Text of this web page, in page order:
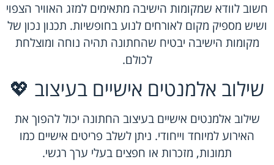
חשוב לוודא שמקומות הישיבה מתאימים למזג האוויר הצפוי
ושיש מספיק מקום לאורחים לנוע בחופשיות. תכנון נכון של
מקומות הישיבה יבטיח שהחתונה תהיה נוחה ומוצלחת
לכולם.
שילוב אלמנטים אישיים בעיצוב 💖
שילוב אלמנטים אישיים בעיצוב החתונה יכול להפוך את
האירוע למיוחד וייחודי. ניתן לשלב פריטים אישיים כמו
תמונות, מזכרות או חפצים בעלי ערך רגשי.